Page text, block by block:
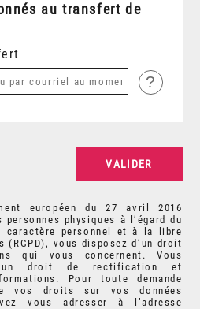
au transfert de
?
européen du 27 avril 2016
physiques à l’égard du
caractère personnel et à la libre
(RGPD), vous disposez d’un droit
qui vous concernent. Vous
droit de rectification et
Pour toute demande
vos droits sur vos données
vous adresser à l’adresse